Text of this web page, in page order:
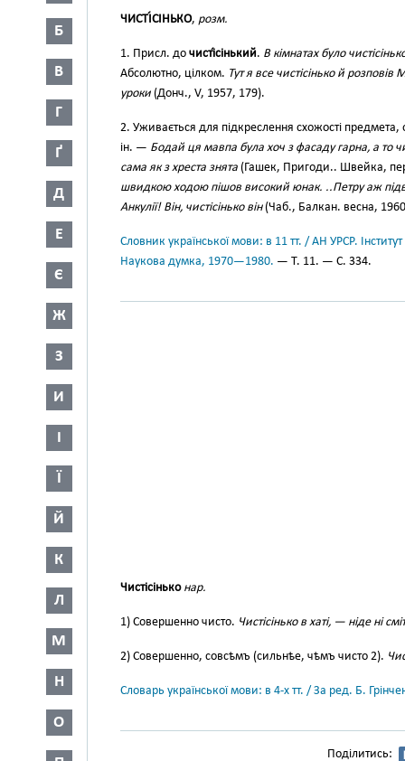
Б
В
Г
Ґ
Д
Е
Є
Ж
З
И
І
Ї
Й
К
Л
М
Н
О
ЧИСТІ́СІНЬКО, розм.
1. Присл. до чисті́сінький. В кімнатах було
Абсолютно, цілком. Тут я все чистісінько й
уроки (Донч., V, 1957, 179).
2. Уживається для підкреслення схожості
ін. — Бодай ця мавпа була хоч з фасаду гарна, а то
сама як з хреста знята (Гашек, Пригоди.. Швейка,
швидкою ходою пішов високий юнак. ..Петру аж
Анкулії! Він, чистісінько він(Чаб., Балкан. весна,
Словник української мови: в 11 тт. / АН УРСР.
Наукова думка, 1970—1980. — Т. 11. — С. 334.
Чистісінько нар.
1) Совершенно чисто. Чистісінько в хаті, — ніде ні
2) Совершенно, совсѣмъ (сильнѣе, чѣмъ чисто 2).
Словарь української мови: в 4-х тт. / За ред. Б.
Поділитись: